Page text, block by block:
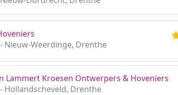
Nieuw-Weerdinge, Drenthe
Lammert Kroesen Ontwerpers & Hoveniers
Hollandscheveld, Drenthe